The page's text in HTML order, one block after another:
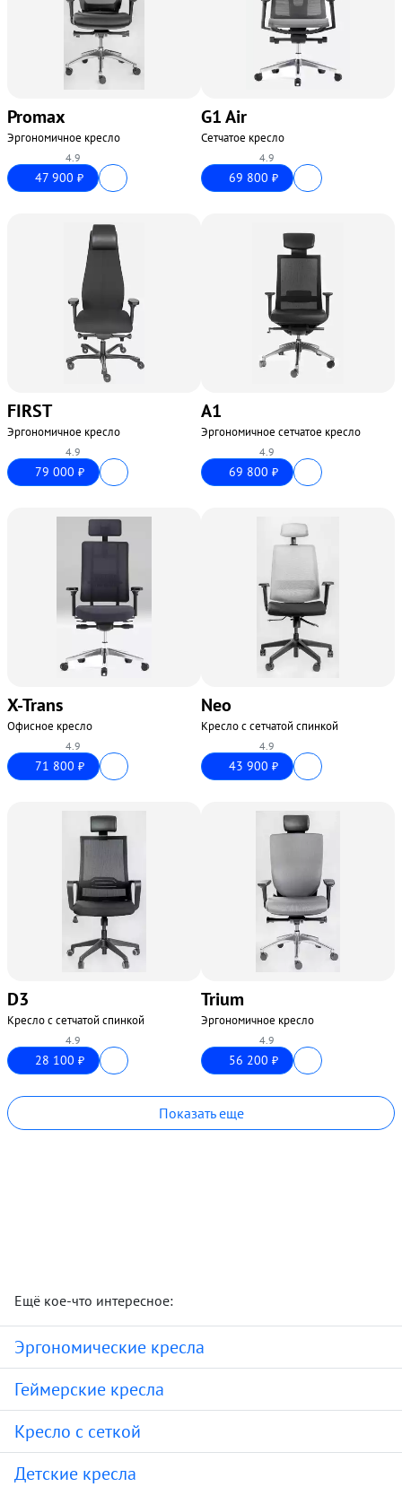
Promax
Эргономичное кресло
4.9
47 900 ₽
G1 Air
Сетчатое кресло
4.9
69 800 ₽
FIRST
Эргономичное кресло
4.9
79 000 ₽
А1
Эргономичное сетчатое кресло
4.9
69 800 ₽
X-Trans
Офисное кресло
4.9
71 800 ₽
Neo
Кресло с сетчатой спинкой
4.9
43 900 ₽
D3
Кресло с сетчатой спинкой
4.9
28 100 ₽
Trium
Эргономичное кресло
4.9
56 200 ₽
Показать еще
Ещё кое-что интересное:
Эргономические кресла
Геймерские кресла
Кресло с сеткой
Детские кресла